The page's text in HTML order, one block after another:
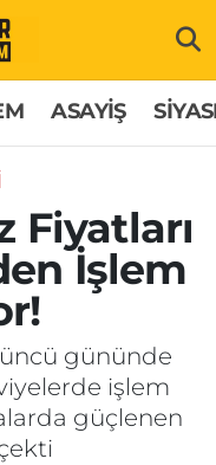
ASAYİŞ
Fiyatları
İşlem
gününde
işlem
güçlenen
Haritası
ve Fikstür